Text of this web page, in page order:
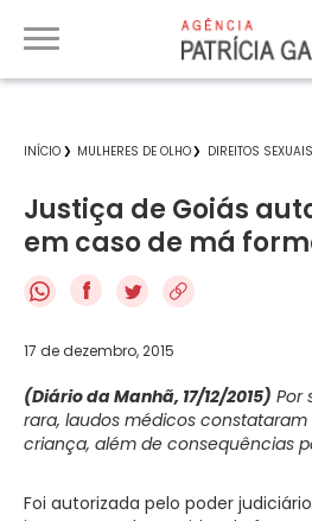
INÍCIO MULHERES DE OLHO DIREITOS
Justiça de Goiás
em caso de má
f
17 de dezembro, 2015
(Diário da Manhã, 17/12/2015) Por
rara, laudos médicos
criança, além de consequências
Foi autorizada pelo poder